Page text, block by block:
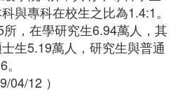
與專科在校生之比為1.4:1。
，在學研究生6.94萬人，其
生5.19萬人，研究生與普通
04/12 ）